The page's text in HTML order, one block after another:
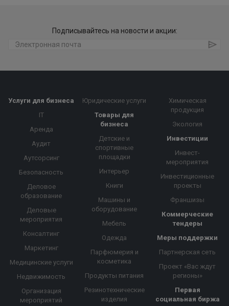
Подписывайтесь на новости и акции:
Услуги для бизнеса
IT
Аренда
Аудит
Аутсорсинг
Безопасность
Деловое
образование
Деловые
мероприятия
Консалтинг
Маркетинг
Медицинские услуги
Недвижимость
Организация
мероприятий
Юридические услуги
Товары для
бизнеса
Детские и
спортивные
площадки
Интерьер
Книги
Машины и
оборудование
Мебель
Одежда
Парфюмерия и
косметика
Продукты питания
Резинотехнические
изделия
Химическая
продукция
Экология
Инвестиции
Инвест-
мероприятия
Инвестиционные
проекты
Франшизы
Коммерческие
тендеры
Меры поддержки
Партнерская сеть
Проект «Вас ждут
регионы»
Первая
социальная биржа